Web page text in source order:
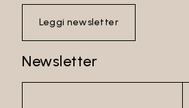
Leggi newsletter
Newsletter